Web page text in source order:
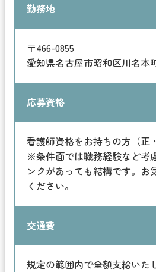
勤務地
〒466-0855
愛知県名古屋市昭和区川名本
応募資格
看護師資格をお持ちの方（正
※条件面では職務経験など考
ンクがあっても結構です。お
ください。
交通費
規定の範囲内で全額支給いた